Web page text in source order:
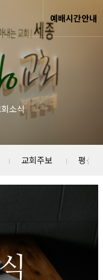
예배시간안내
소식
교회주보 평신